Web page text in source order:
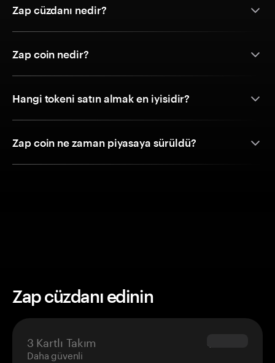
Zap cüzdanı nedir?
Zap coin nedir?
Hangi tokeni satın almak en iyisidir?
Zap coin ne zaman piyasaya sürüldü?
Zap cüzdanı edinin
3 Kartlı Takım
Daha güvenli
$69.90